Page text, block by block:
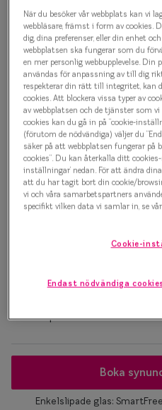
Pure form
Glasögonbåge
500 kr
Välj färg:
Röd
120-126 mm
Osäker på vilken storlek du
Boka
Enkelslipade glas:
När du besöker vår webbplats kan vi
webbläsare, främst i form av cookies.
dig, dina preferenser, eller din enhet
webbplatsen ska fungerar som du
en mer personlig webbupplevelse.
användas för anpassning av till dig
respekterar din rätt till integritet, kan
cookies. Att blockera vissa typer av
av webbplatsen och de tjänster som
cookies kan du gå in på ”cookie-
(förutom de nödvändiga) väljer du
säker på att webbplatsen fungerar på
cookies”. Du kan återkalla ditt
inställningar’ nedan. För att ändra
att du har tagit bort din cookie/
vi och våra samarbetspartners
specifikt vilken data vi samlar in, se vår
Cookie-
Endast nödvändiga